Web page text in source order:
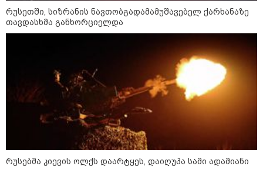
ფული ამ ზოდიაქოს ნიშნების
ხელში აღმოჩნდება: ვინ
გამდიდრდება?
როგორ ჩავიცვათ 40 წლის
შემდეგ: მილიონერების
სტილისტის 8 ოქროს წესი და
აუცილებელი სამოსი
რუსეთში, სიზრანის ნავთობგადამამუშავებელ ქარხანაზე
თავდასხმა განხორციელდა
რუსებმა კიევის ოლქს დაარტყეს, დაიღუპა სამი ადამიანი